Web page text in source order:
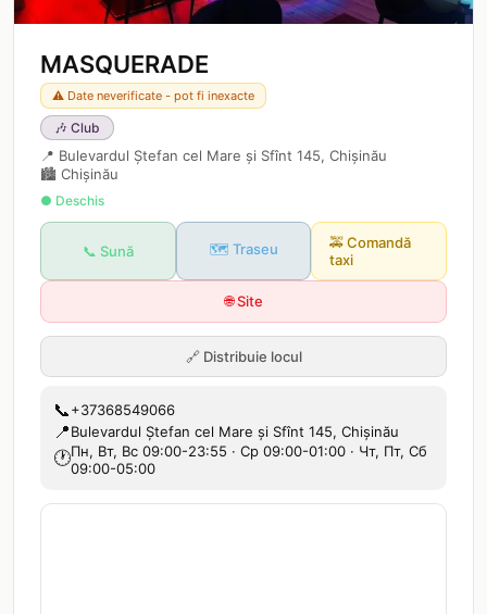
MASQUERADE
⚠️ Date neverificate - pot fi inexacte
🎶 Club
📍 Bulevardul Ștefan cel Mare și Sfînt 145, Chișinău
🏙️ Chișinău
● Deschis
📞 Sună 🗺️ Traseu 🚕Comandă
taxi
🌐 Site
🔗 Distribuie locul
📞+37368549066
📍Bulevardul Ștefan cel Mare și Sfînt 145, Chișinău
🕐Пн, Вт, Вс 09:00-23:55 · Ср 09:00-01:00 · Чт, Пт, Сб
09:00-05:00